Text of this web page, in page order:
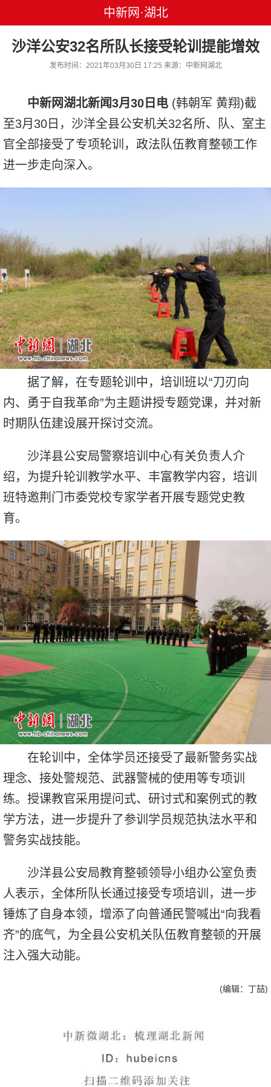
中新网·湖北
沙洋公安32名所队长接受轮训提能增效
发布时间：2021年03月30日 17:25 来源：中新网湖北
中新网湖北新闻3月30日电 (韩朝军 黄翔)截
至3月30日，沙洋全县公安机关32名所、队、室主
官全部接受了专项轮训，政法队伍教育整顿工作
进一步走向深入。
据了解，在专题轮训中，培训班以“刀刃向
内、勇于自我革命”为主题讲授专题党课，并对新
时期队伍建设展开探讨交流。
沙洋县公安局警察培训中心有关负责人介
绍，为提升轮训教学水平、丰富教学内容，培训
班特邀荆门市委党校专家学者开展专题党史教
育。
在轮训中，全体学员还接受了最新警务实战
理念、接处警规范、武器警械的使用等专项训
练。授课教官采用提问式、研讨式和案例式的教
学方法，进一步提升了参训学员规范执法水平和
警务实战技能。
沙洋县公安局教育整顿领导小组办公室负责
人表示，全体所队长通过接受专项培训，进一步
锤炼了自身本领，增添了向普通民警喊出“向我看
齐”的底气，为全县公安机关队伍教育整顿的开展
注入强大动能。
(编辑：丁喆)